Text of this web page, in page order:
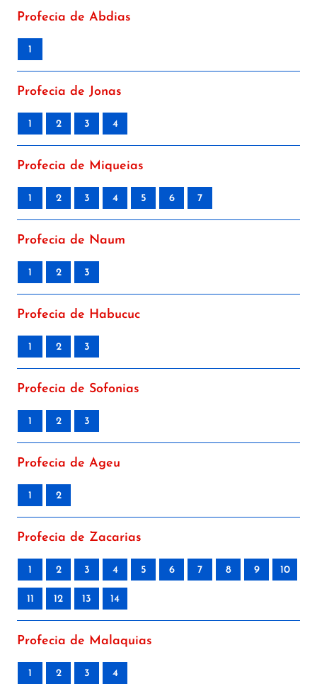
Profecia de Abdias
1
Profecia de Jonas
1 2 3 4
Profecia de Miqueias
1 2 3 4 5 6 7
Profecia de Naum
1 2 3
Profecia de Habucuc
1 2 3
Profecia de Sofonias
1 2 3
Profecia de Ageu
1 2
Profecia de Zacarias
1 2 3 4 5 6 7 8 9 10
11 12 13 14
Profecia de Malaquias
1 2 3 4